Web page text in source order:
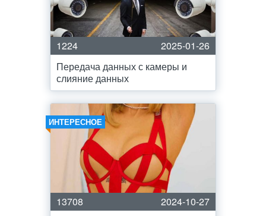
1224
2025-01-26
Передача данных с камеры и
слияние данных
ИНТЕРЕСНОЕ
13708
2024-10-27